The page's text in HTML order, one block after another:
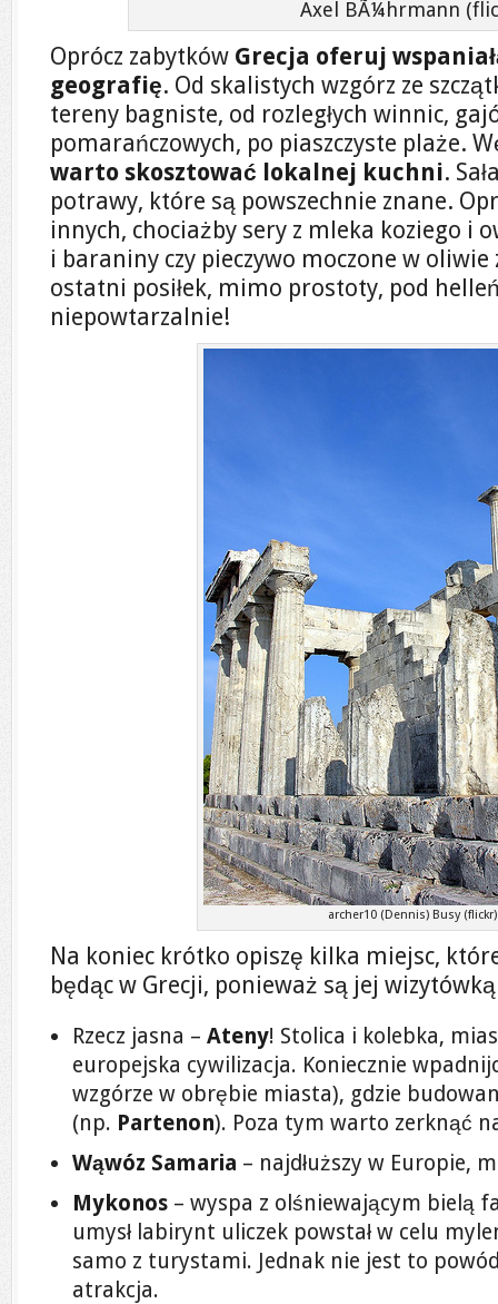
Axel BÃ¼hrmann
Oprócz zabytków Grecja oferuj
geografię. Od skalistych wzgórz ze
tereny bagniste, od rozległych winnic,
pomarańczowych, po piaszczyste plaże.
warto skosztować lokalnej kuchni.
potrawy, które są powszechnie znane.
innych, chociażby sery z mleka koziego i
i baraniny czy pieczywo moczone w
ostatni posiłek, mimo prostoty, pod
niepowtarzalnie!
archer10 (Dennis) Busy (flickr)
Na koniec krótko opiszę kilka miejsc,
będąc w Grecji, ponieważ są jej
Rzecz jasna – Ateny! Stolica i kolebka,
europejska cywilizacja. Koniecznie
wzgórze w obrębie miasta), gdzie
(np. Partenon). Poza tym warto zerknąć
Wąwóz Samaria – najdłuższy w Europie,
Mykonos – wyspa z olśniewającym bielą
umysł labirynt uliczek powstał w celu
samo z turystami. Jednak nie jest to
atrakcja.